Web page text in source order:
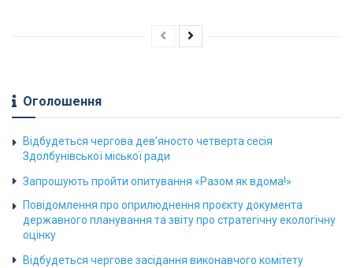
Оголошення
Відбудеться чергова дев’яносто четверта сесія
Здолбунівської міської ради
Запрошують пройти опитування «Разом як вдома!»
Повідомлення про оприлюднення проєкту документа
державного планування та звіту про стратегічну екологічну
оцінку
Відбудеться чергове засідання виконавчого комітету